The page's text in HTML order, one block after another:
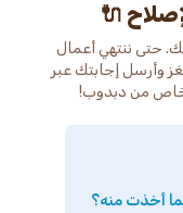
🔌
حتى ننتهي أعمال
وأرسل إجابتك عبر
خاص من دبدوب!
أخذت منه؟